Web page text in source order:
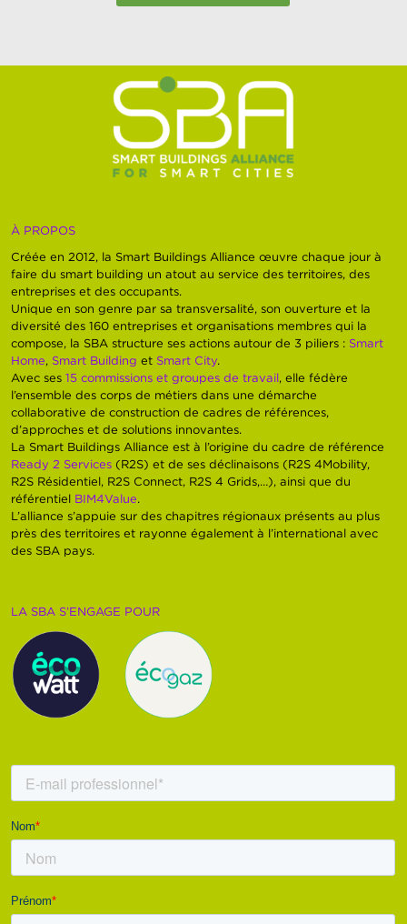
À PROPOS
Créée en 2012, la Smart Buildings Alliance œuvre chaque jour à
faire du smart building un atout au service des territoires, des
entreprises et des occupants.
Unique en son genre par sa transversalité, son ouverture et la
diversité des 160 entreprises et organisations membres qui la
compose, la SBA structure ses actions autour de 3 piliers : Smart
Home
Smart Building et Smart City
Avec ses15 commissions et groupes de travail , elle fédère
l’ensemble des corps de métiers dans une démarche
collaborative de construction de cadres de références,
d’approches et de solutions innovantes.
La Smart Buildings Alliance est à l’origine du cadre de référence
Ready 2 Services (R2S) et de ses déclinaisons (R2S 4Mobility,
R2S Résidentiel, R2S Connect, R2S 4 Grids,…), ainsi que du
référentiel BIM4Value
L’alliance s’appuie sur des chapitres régionaux présents au plus
près des territoires et rayonne également à l’international avec
des SBA pays.
LA SBA S’ENGAGE POUR